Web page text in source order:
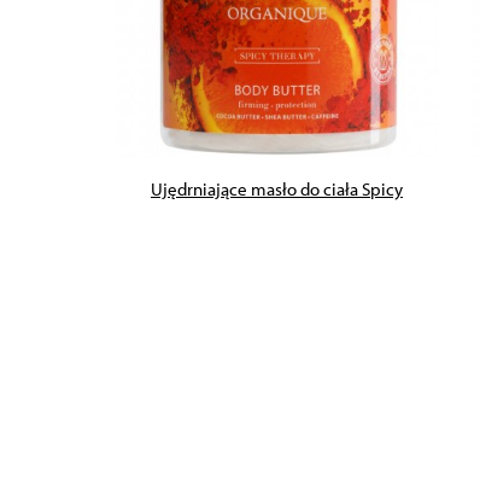
ZOBACZ PRODUKT
Ujędrniające masło do ciała Spicy